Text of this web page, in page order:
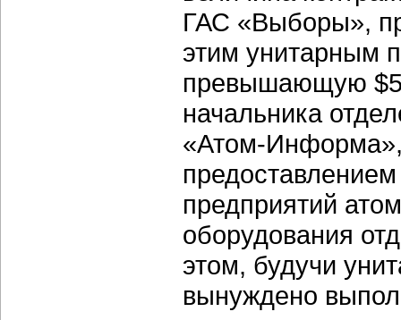
ГАС «Выборы»,
этим унитарным
превышающую
начальника
«Атом-
предприятий
оборудования
этом, будучи
вынуждено